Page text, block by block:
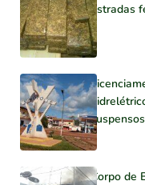
estradas
Corpo de